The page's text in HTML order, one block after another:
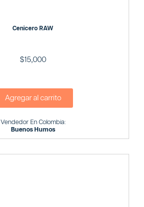
Cenicero RAW
$15,000
Agregar al carrito
Vendedor En Colombia:
Buenos Humos